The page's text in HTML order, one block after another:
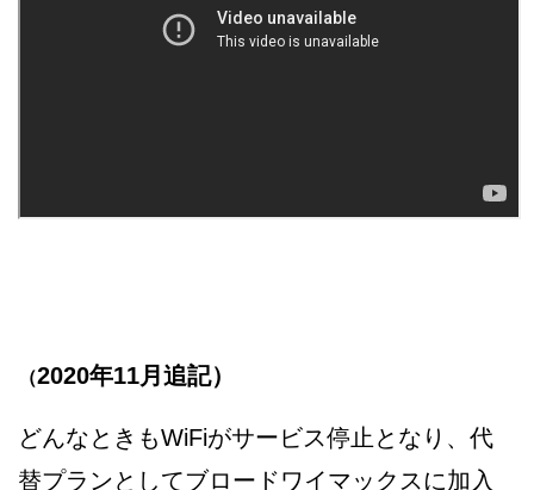
（2020年11月追記）
どんなときもWiFiがサービス停止となり、代
替プランとしてブロードワイマックスに加入